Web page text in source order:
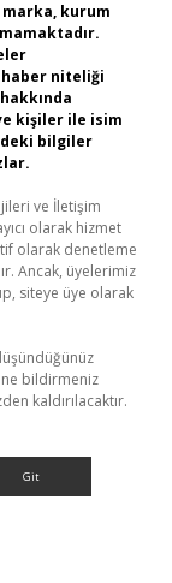
kurum
niteliği
kişiler ile isim
bilgiler
ve İletişim
olarak hizmet
olarak denetleme
Ancak, üyelerimiz
siteye üye olarak
bildirmeniz
kaldırılacaktır.